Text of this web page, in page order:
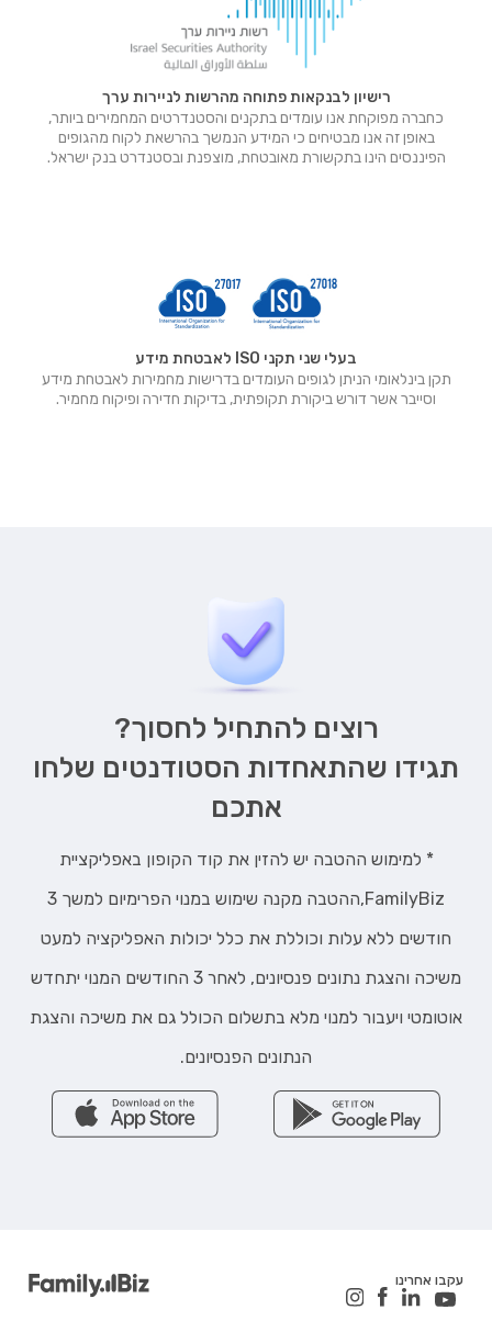
רישיון לבנקאות פתוחה מהרשות לניירות ערך
כחברה מפוקחת אנו עומדים בתקנים והסטנדרטים המחמירים ביותר,
באופן זה אנו מבטיחים כי המידע הנמשך בהרשאת לקוח מהגופים
הפיננסים הינו בתקשורת מאובטחת, מוצפנת ובסטנדרט בנק ישראל.
בעלי שני תקני ISO לאבטחת מידע
תקן בינלאומי הניתן לגופים העומדים בדרישות מחמירות לאבטחת מידע
וסייבר אשר דורש ביקורת תקופתית, בדיקות חדירה ופיקוח מחמיר.
רוצים להתחיל לחסוך?
תגידו שהתאחדות הסטודנטים שלחו
אתכם
* למימוש ההטבה יש להזין את קוד הקופון באפליקציית
FamilyBiz,ההטבה מקנה שימוש במנוי הפרימיום למשך 3
חודשים ללא עלות וכוללת את כלל יכולות האפליקציה למעט
משיכה והצגת נתונים פנסיונים, לאחר 3 החודשים המנוי יתחדש
אוטומטי ויעבור למנוי מלא בתשלום הכולל גם את משיכה והצגת
הנתונים הפנסיונים.
עקבו אחרינו